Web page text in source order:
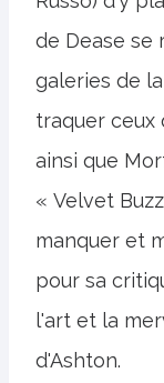
de Dease se
galeries de
traquer ceux
ainsi que
« Velvet
manquer et
pour sa
l'art et la
d'Ashton.